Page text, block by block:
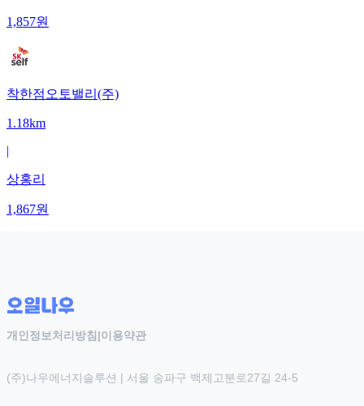
1,857원
착한점오토밸리(주)
1.18km
|
상홍리
1,867원
개인정보처리방침 |이용약관
(주)나우에너지솔루션 | 서울 송파구 백제고분로27길 24-5